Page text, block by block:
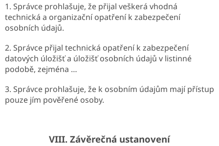
1. Správce prohlašuje, že přijal veškerá vhodná
technická a organizační opatření k zabezpečení
osobních údajů.
2. Správce přijal technická opatření k zabezpečení
datových úložišť a úložišť osobních údajů v listinné
podobě, zejména …
3. Správce prohlašuje, že k osobním údajům mají přístup
pouze jím pověřené osoby.
VIII. Závěrečná ustanovení